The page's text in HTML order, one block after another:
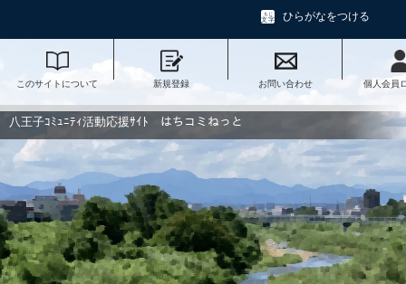
ひらがなをつける
このサイトについて 新規登録 お問い合わせ 個人会員
八王子ｺﾐｭﾆﾃｨ活動応援ｻｲﾄ はちコミねっと